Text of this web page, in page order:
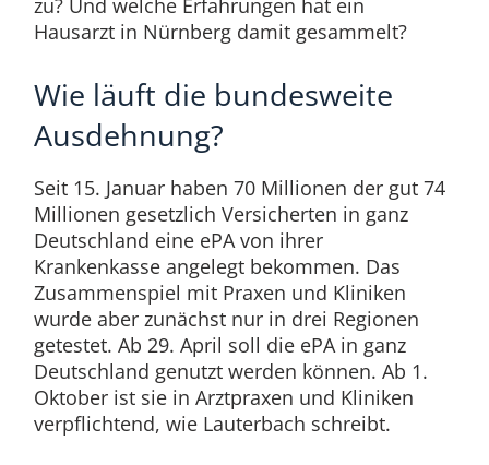
zu? Und welche Erfahrungen hat ein
Hausarzt in Nürnberg damit gesammelt?
Wie läuft die bundesweite
Ausdehnung?
Seit 15. Januar haben 70 Millionen der gut 74
Millionen gesetzlich Versicherten in ganz
Deutschland eine ePA von ihrer
Krankenkasse angelegt bekommen. Das
Zusammenspiel mit Praxen und Kliniken
wurde aber zunächst nur in drei Regionen
getestet. Ab 29. April soll die ePA in ganz
Deutschland genutzt werden können. Ab 1.
Oktober ist sie in Arztpraxen und Kliniken
verpflichtend, wie Lauterbach schreibt.